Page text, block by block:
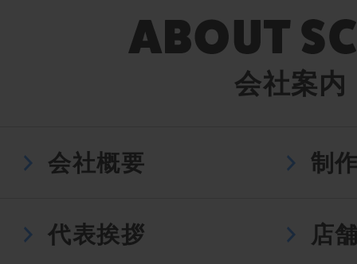
会社案内
会社概要 制
代表挨拶 店